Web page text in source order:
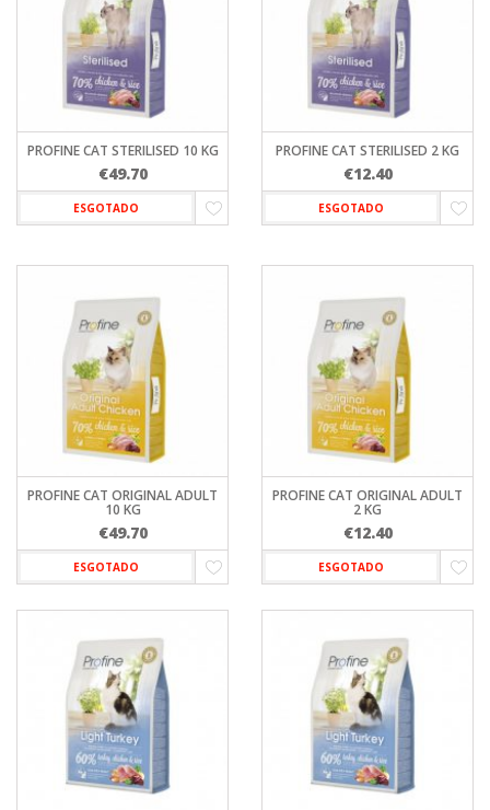
PROFINE CAT STERILISED 10 KG
€49.70
ESGOTADO
PROFINE CAT STERILISED 2 KG
€12.40
ESGOTADO
PROFINE CAT ORIGINAL ADULT
10 KG
€49.70
ESGOTADO
PROFINE CAT ORIGINAL ADULT
2 KG
€12.40
ESGOTADO